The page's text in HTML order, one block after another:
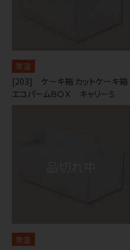
常温
[203] ケーキ箱 カットケーキ箱
エコパームＢＯＸ キャリーＳ
常温